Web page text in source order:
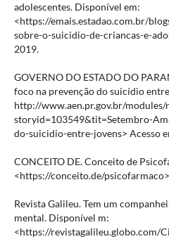
adolescentes. Disponível em:
<https://emais.estadao.com.br/
sobre-o-suicidio-de-criancas-e-
2019.
GOVERNO DO ESTADO DO
foco na prevenção do suicídio
http://www.aen.pr.gov.br/
storyid=103549&tit=Setembro-
do-suicidio-entre-jovens> Acesso
CONCEITO DE. Conceito de
<https://conceito.de/
Revista Galileu. Tem um
mental. Disponível m:
<https://revistagalileu.globo.com/